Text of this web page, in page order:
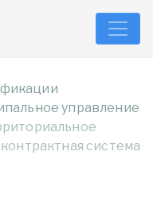
управление
система